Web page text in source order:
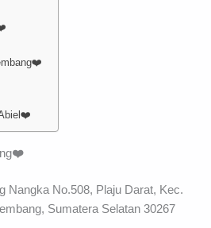
❤️
Nangka No.508, Plaju Darat, Kec.
Sumatera Selatan 30267